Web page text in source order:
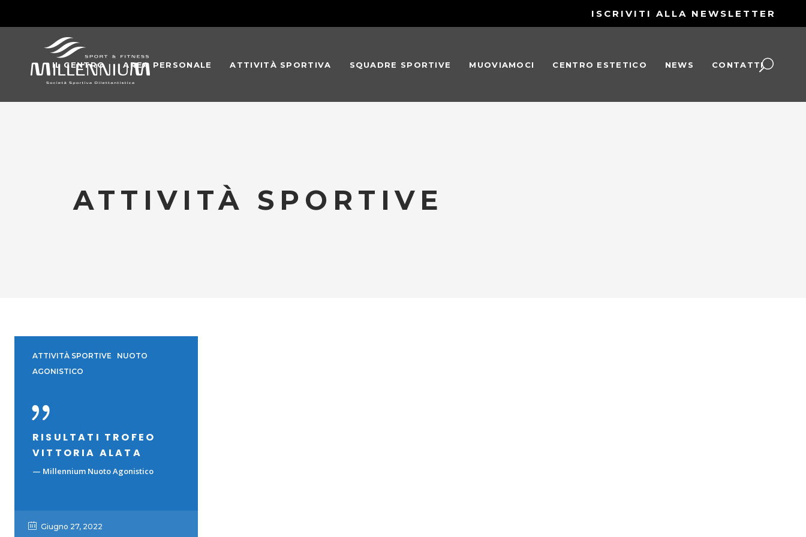
ISCRIVITI ALLA NEWSLETTER
IL CENTRO AREA PERSONALE ATTIVITÀ SPORTIVA SQUADRE SPORTIVE MUOVIAMOCI CENTRO ESTETICO NEWS CONTATTI
ATTIVITÀ SPORTIVE
ATTIVITÀ SPORTIVE
NUOTO
AGONISTICO
RISULTATI TROFEO
VITTORIA ALATA
— Millennium Nuoto Agonistico
Giugno 27, 2022